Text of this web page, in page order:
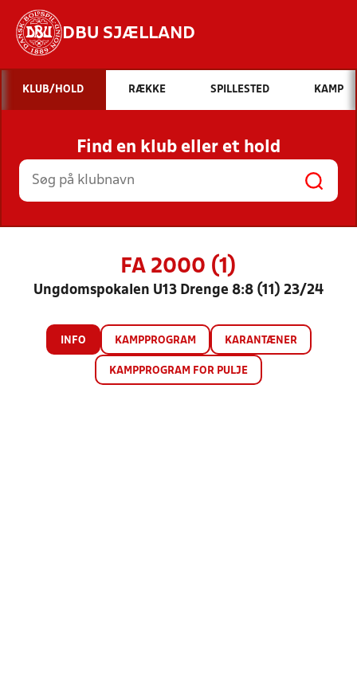
DBU SJÆLLAND
Hvad vil du søge efter?
INDHOLD OG NYHEDER
STILLINGER, RESULTATER, KLUBBER OG
HOLD
KLUB/HOLD RÆKKE SPILLESTED KAMP
Find en klub eller et hold
FA 2000 (1)
Ungdomspokalen U13 Drenge 8:8 (11) 23/24
INFO KAMPPROGRAM KARANTÆNER
KAMPPROGRAM FOR PULJE